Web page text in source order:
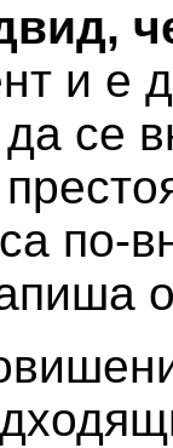
и е
се
по-